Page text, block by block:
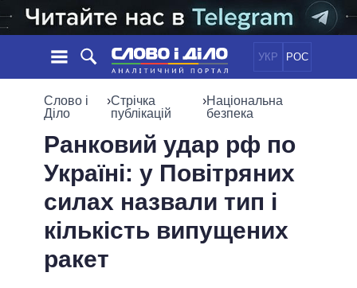
УКР РОС
НОВИНИ
СТАТТІ
ДУМКИ
ОГЛЯДИ
ДАЙДЖЕСТИ
ПОЛІТИКА
ЕКОНОМІКА
СУСПІЛЬСТВО
СВІТ
ОБIЦЯНКИ
ПОЛIТИКИ
УСІ ПОЛІТИКИ
ПРЕЗИДЕНТ І ОФІС
ВЕРХОВНА РАДА
ІНФОГРАФІКА
ВІДЕО
Слово і
Діло
›Стрічка
публікацій
›Національна
безпека
Ранковий удар рф по
Україні: у Повітряних
силах назвали тип і
кількість випущених
ракет